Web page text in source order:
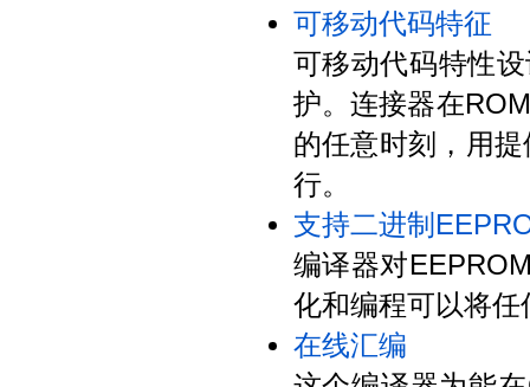
可移动代码特征
可移动代码特性
护。连接器在
的任意时刻，用
行。
支持二进制
编译器对
化和编程可以将
在线汇编